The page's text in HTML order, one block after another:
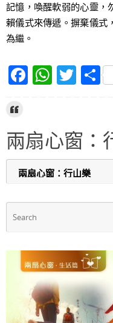
記憶，喚醒軟弱的心靈，
賴儀式來傳遞。摒棄儀式
為繼。
F
e
b
o
k
W
s
A
p
T
er
S
e
兩扇心窗：